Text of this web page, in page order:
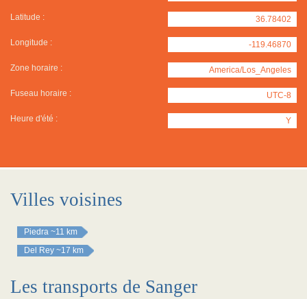
Latitude : 36.78402
Longitude : -119.46870
Zone horaire : America/Los_Angeles
Fuseau horaire : UTC-8
Heure d'été : Y
Villes voisines
Piedra ~11 km
Del Rey ~17 km
Les transports de Sanger